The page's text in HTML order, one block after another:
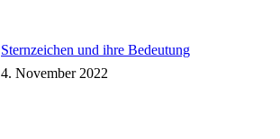
Sternzeichen und ihre Bedeutung
4. November 2022